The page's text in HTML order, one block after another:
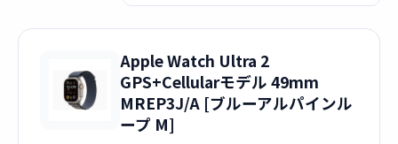
Apple Watch Ultra 2
GPS+Cellularモデル 49mm
MREP3J/A [ブルーアルパインル
ープ M]